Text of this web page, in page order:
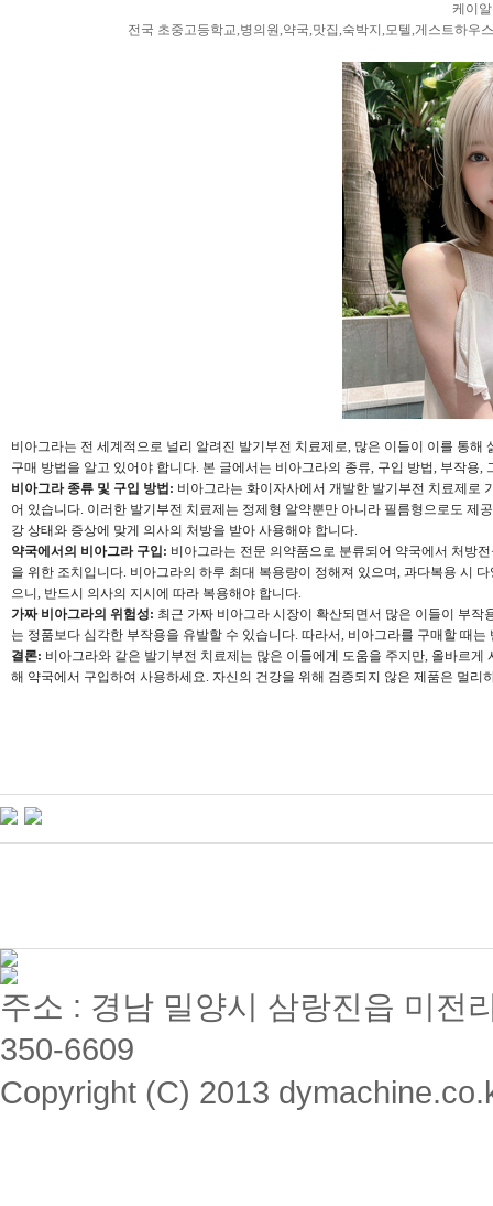
케이알
전국 초중고등학교,병의원,약국,맛집,숙박지,모텔,게스트하우
비아그라는 전 세계적으로 널리 알려진 발기부전 치료제로, 많은 이들이 이를 통
구매 방법을 알고 있어야 합니다. 본 글에서는 비아그라의 종류, 구입 방법, 부작용
비아그라 종류 및 구입 방법: 비아그라는 화이자사에서 개발한 발기부전 치료제로
어 있습니다. 이러한 발기부전 치료제는 정제형 알약뿐만 아니라 필름형으로도
강 상태와 증상에 맞게 의사의 처방을 받아 사용해야 합니다.
약국에서의 비아그라 구입: 비아그라는 전문 의약품으로 분류되어 약국에서 처방
을 위한 조치입니다. 비아그라의 하루 최대 복용량이 정해져 있으며, 과다복용 시
으니, 반드시 의사의 지시에 따라 복용해야 합니다.
가짜 비아그라의 위험성: 최근 가짜 비아그라 시장이 확산되면서 많은 이들이 부
는 정품보다 심각한 부작용을 유발할 수 있습니다. 따라서, 비아그라를 구매할 때
결론: 비아그라와 같은 발기부전 치료제는 많은 이들에게 도움을 주지만, 올바르
해 약국에서 구입하여 사용하세요. 자신의 건강을 위해 검증되지 않은 제품은 멀리
주소 : 경남 밀양시 삼랑진읍 미전
350-6609
Copyright (C) 2013